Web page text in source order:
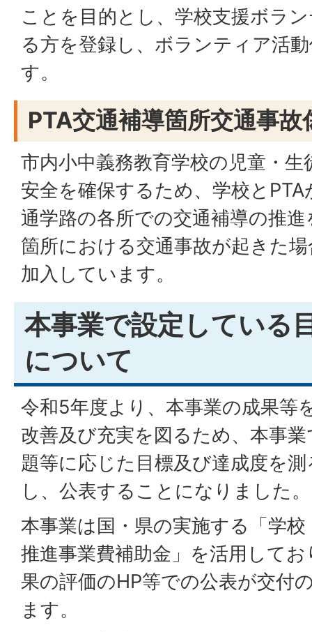
ことを目的とし、学校支援ボラ
る方を登録し、ボランティア活
す。
PTA交通補導箇所交通事
市内小中義務教育学校の児童・
安全を確保するため、学校と
通学路の各所での交通補導の推
箇所における交通事故が起きた
加入しています。
本事業で設定している
について
令和5年度より、本事業の成果等
改善及び充実を図るため、本事
題等に応じた目標及び達成度を
し、公表することになりました。
本事業は国・県の実施する「学
推進事業費補助金」を活用して
果の評価のHP等での公表が交付
ます。